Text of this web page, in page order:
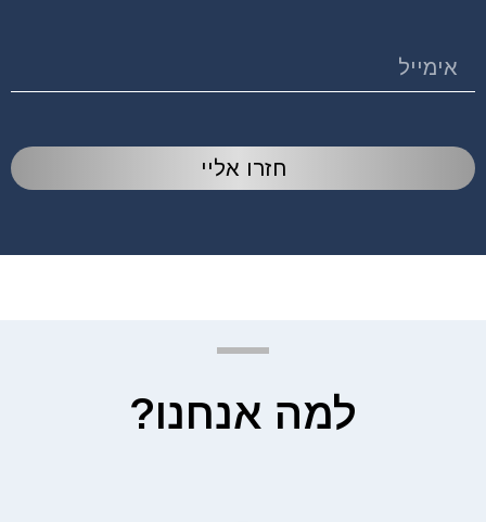
חזרו אליי
למה אנחנו?